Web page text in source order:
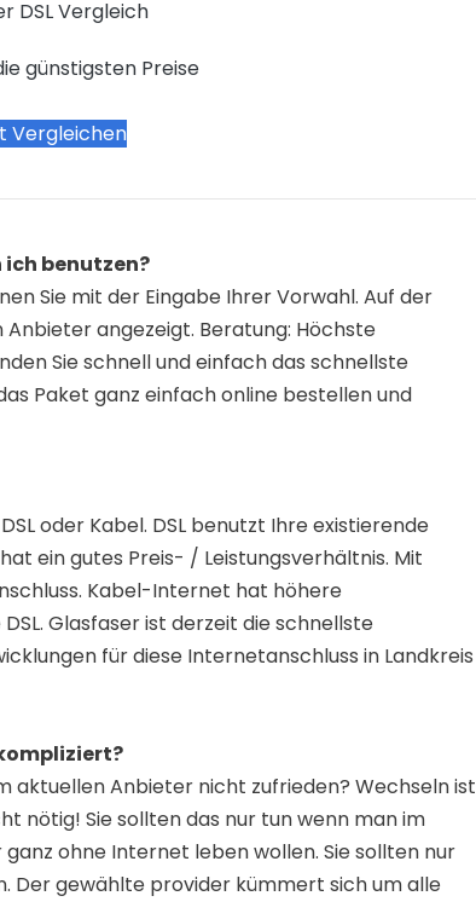
DSL Vergleich
günstigsten Preise
Vergleichen
benutzen?
Sie mit der Eingabe Ihrer Vorwahl. Auf der
angezeigt. Beratung: Höchste
Sie schnell und einfach das schnellste
Paket ganz einfach online bestellen und
oder Kabel. DSL benutzt Ihre existierende
ein gutes Preis- / Leistungsverhältnis. Mit
Kabel-Internet hat höhere
Glasfaser ist derzeit die schnellste
für diese Internetanschluss in Landkreis
aktuellen Anbieter nicht zufrieden? Wechseln ist
nötig! Sie sollten das nur tun wenn man im
ohne Internet leben wollen. Sie sollten nur
Der gewählte provider kümmert sich um alle